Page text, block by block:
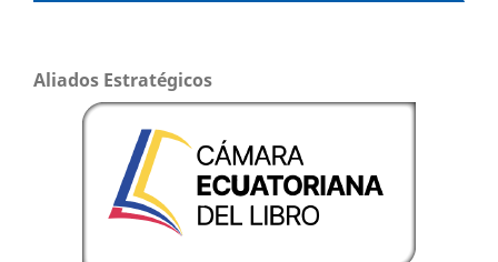
Aliados Estratégicos